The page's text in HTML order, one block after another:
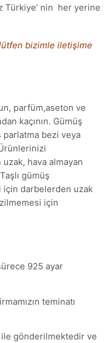
nin her yerine
bizimle iletişime
parfüm,aseton ve
kaçının. Gümüş
parlatma bezi veya
uzak, hava almayan
gümüş
için darbelerden uzak
için
925 ayar
teminatı
gönderilmektedir ve